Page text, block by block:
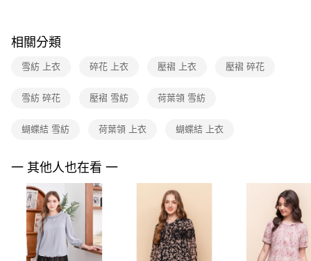
１．於結帳方式選擇「AFTEE先享後付」後，將跳轉至「AFTEE先享後付」
２．訂單成立數日內，您將收到繳費通知簡訊。
ATM／網路銀行／等多元方式進行付款，方視為交易完成。
※ 請注意：結帳手續完成當下不需立刻繳費，但若您需要取消訂單，請聯絡
後付繳納相關費用。
客戶支援中心」https://netprotections.freshdesk.com/support/home
【注意事項】
１．透過由恩沛科技股份有限公司提供之「AFTEE先享後付」服務完成之交
易，需依本服務之必要範圍內提供個人資料，並將交易相關給付款項請求債
權轉讓予恩沛科技股份有限公司。
２．關於個人資料處理事宜，請瀏覽以下網址：
https://aftee.tw/terms/#terms3
每筆NT$90，滿NT$3,600(含以上)免運費
7-11取貨付款
每筆NT$90，滿NT$3,600(含以上)免運費
黑貓宅配
每筆NT$90，滿NT$3,600(含以上)免運費
離島宅配 (蘭嶼恕不配送)
每筆NT$200，滿NT$8,000(含以上)免運費
相關分類
雪紡 上衣 碎花 上衣 壓褶 上衣 壓褶 碎花
雪紡 碎花 壓褶 雪紡 荷葉領 雪紡
蝴蝶結 雪紡 荷葉領 上衣 蝴蝶結 上衣
一 其他人也在看 一